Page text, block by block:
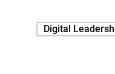
Digital